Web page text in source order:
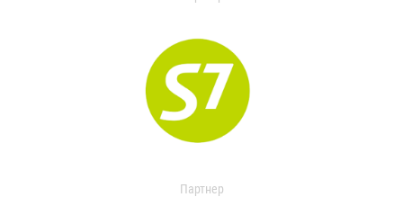
Партнер